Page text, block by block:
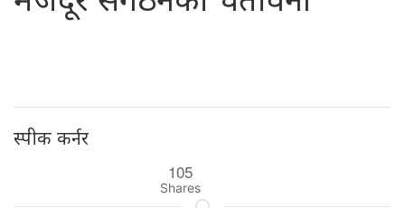
स्पीक कर्नर
105
Shares